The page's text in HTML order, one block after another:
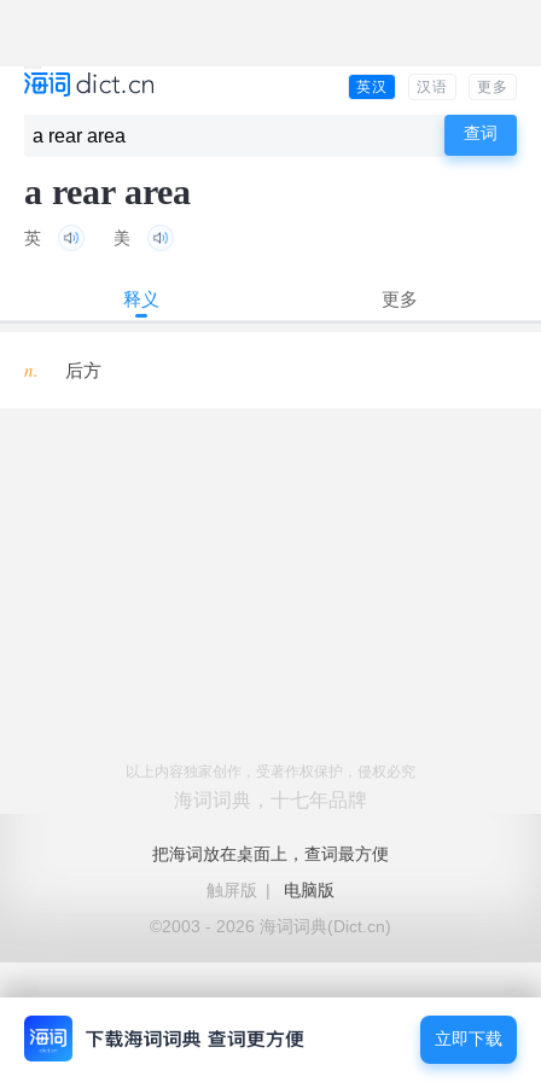
英汉 汉语 更多
a rear area
英 美
释义 更多
n. 后方
以上内容独家创作，受著作权保护，侵权必究
海词词典，十七年品牌
把海词放在桌面上，查词最方便
触屏版
|
电脑版
©2003 - 2026 海词词典(Dict.cn)
立即下载
立即下载